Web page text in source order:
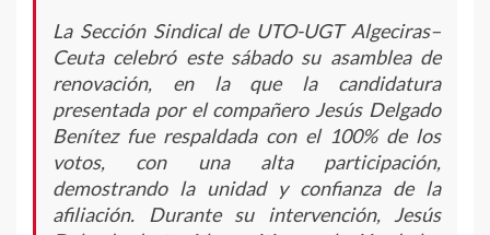
La Sección Sindical de UTO-UGT Algeciras–
Ceuta celebró este sábado su asamblea de
renovación, en la que la candidatura
presentada por el compañero Jesús Delgado
Benítez fue respaldada con el 100% de los
votos, con una alta participación,
demostrando la unidad y confianza de la
afiliación. Durante su intervención, Jesús